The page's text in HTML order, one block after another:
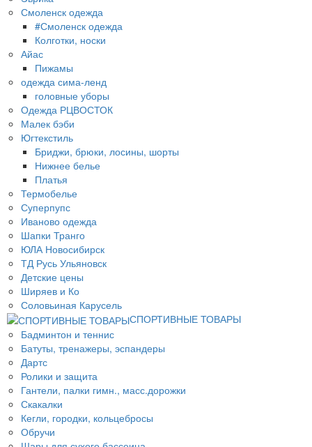
Смоленск одежда
#Смоленск одежда
Колготки, носки
Айас
Пижамы
одежда сима-ленд
головные уборы
Одежда РЦВОСТОК
Малек бэби
Югтекстиль
Бриджи, брюки, лосины, шорты
Нижнее белье
Платья
Термобелье
Суперпупс
Иваново одежда
Шапки Транго
ЮЛА Новосибирск
ТД Русь Ульяновск
Детские цены
Ширяев и Ко
Соловьиная Карусель
СПОРТИВНЫЕ ТОВАРЫ
Бадминтон и теннис
Батуты, тренажеры, эспандеры
Дартс
Ролики и защита
Гантели, палки гимн., масс.дорожки
Скакалки
Кегли, городки, кольцебросы
Обручи